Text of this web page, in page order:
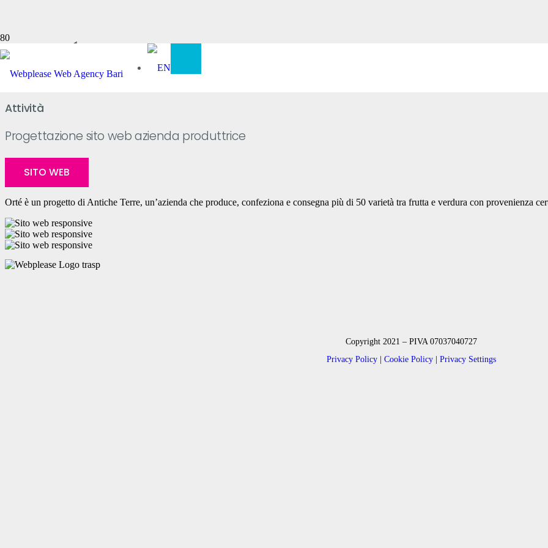
Orté Natura
Attività
Progettazione sito web azienda produttrice
SITO WEB
Orté è un progetto di Antiche Terre, un’azienda che produce, confeziona e consegna più di 50 varietà tra frutta e verdura con provenienza
Copyright 2021 – PIVA 07037040727
Privacy Policy| Cookie Policy| Privacy Settings